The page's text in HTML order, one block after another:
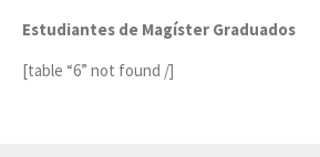
Estudiantes de Magíster Graduados
[table “6” not found /]